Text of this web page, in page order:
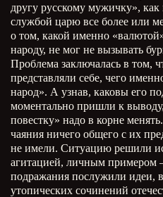
другу русскому мужичку»,
службой царю все более или
о том, какой именно
народу, не мог не вызывать
Проблема заключалась в том,
представляли себе, чего
народ». А узнав, каковы его
моментально пришли к
повестку» надо в корне
чаяния ничего общего с их
не имели. Ситуацию решили
агитацией, личным примером
подражания послужили идеи,
утопических сочинений